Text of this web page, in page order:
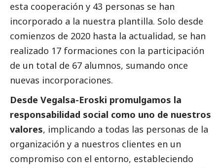
esta cooperación y 43 personas se han
incorporado a la nuestra plantilla. Solo desde
comienzos de 2020 hasta la actualidad, se han
realizado 17 formaciones con la participación
de un total de 67 alumnos, sumando once
nuevas incorporaciones.
Desde Vegalsa-Eroski promulgamos la
responsabilidad social como uno de nuestros
valores, implicando a todas las personas de la
organización y a nuestros clientes en un
compromiso con el entorno, estableciendo